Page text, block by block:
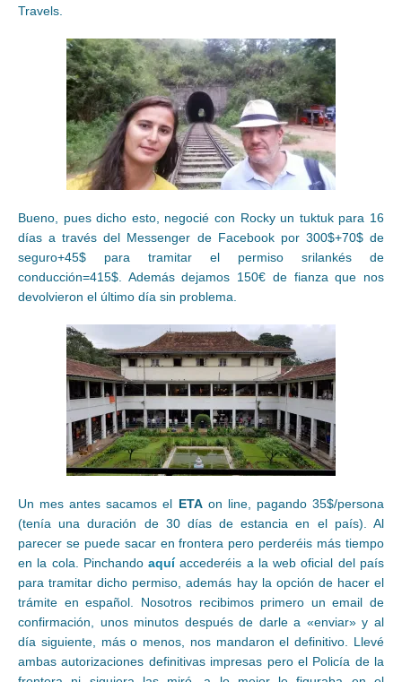
Travels.
Bueno, pues dicho esto, negocié con Rocky un tuktuk para 16
días a través del Messenger de Facebook por 300$+70$ de
seguro+45$ para tramitar el permiso srilankés de
conducción=415$. Además dejamos 150€ de fianza que nos
devolvieron el último día sin problema.
Un mes antes sacamos el ETAon line, pagando 35$/persona
(tenía una duración de 30 días de estancia en el país). Al
parecer se puede sacar en frontera pero perderéis más tiempo
en la cola. Pinchandoaquíaccederéis a la web oficial del país
para tramitar dicho permiso, además hay la opción de hacer el
trámite en español. Nosotros recibimos primero un email de
confirmación, unos minutos después de darle a «enviar» y al
día siguiente, más o menos, nos mandaron el definitivo. Llevé
ambas autorizaciones definitivas impresas pero el Policía de la